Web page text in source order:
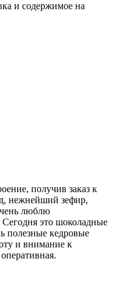
и содержимое на
получив заказ к
нежнейший зефир,
люблю
это шоколадные
полезные кедровые
и внимание к